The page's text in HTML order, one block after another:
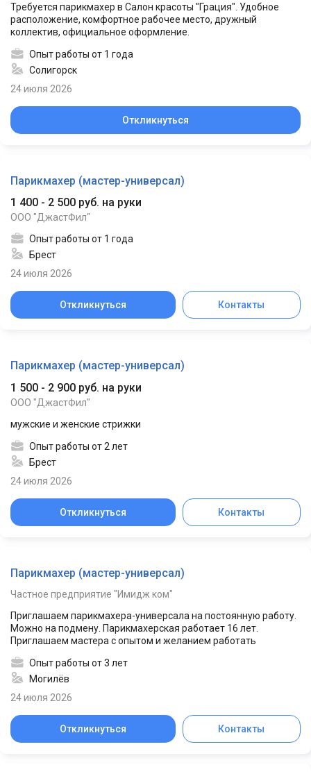
Требуется парикмахер в Салон красоты "Грация". Удобное
расположение, комфортное рабочее место, дружный
коллектив, официальное оформление.
Опыт работы от 1 года
Солигорск
24 июля 2026
Откликнуться
Парикмахер (мастер-универсал)
1 400 - 2 500 руб. на руки
ООО "ДжастФил"
Опыт работы от 1 года
Брест
24 июля 2026
Откликнуться Контакты
Парикмахер (мастер-универсал)
1 500 - 2 900 руб. на руки
ООО "ДжастФил"
мужские и женские стрижки
Опыт работы от 2 лет
Брест
24 июля 2026
Откликнуться Контакты
Парикмахер (мастер-универсал)
Частное предприятие "Имидж ком"
Приглашаем парикмахера-универсала на постоянную работу.
Можно на подмену. Парикмахерская работает 16 лет.
Приглашаем мастера с опытом и желанием работать
Опыт работы от 3 лет
Могилёв
24 июля 2026
Откликнуться Контакты